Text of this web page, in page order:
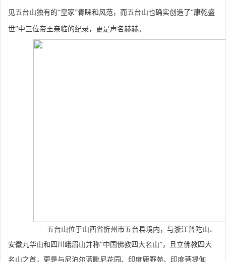
见五台山独有的“皇家”青睐和风范，而五台山也确实创造了“康乾盛
世”中三位帝王亲临的纪录，更是声名赫赫。
五台山位于山西省忻州市五台县境内，与浙江普陀山、
安徽九华山和四川峨眉山并称“中国佛教四大名山”，且立佛教四大
名山之首，更是与尼泊尔蓝毗尼花园、印度鹿野苑、印度菩提伽